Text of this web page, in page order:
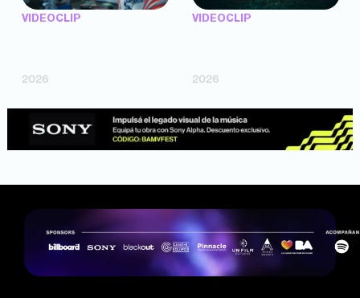
VIDEOCLIP
2026
VIDEOCLIP
2026